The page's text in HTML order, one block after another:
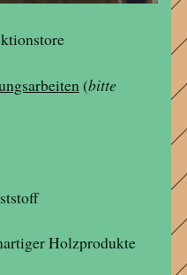
(bitte
Holzprodukte